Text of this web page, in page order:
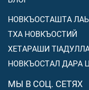
НОВКЪОСТАШТА
ТХА НОВКЪОСТИЙ
ХЕТАРАШИ
НОВКЪОСТАЛ ДАРА
МЫ В СОЦ. СЕТЯХ